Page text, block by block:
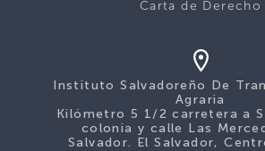
Carta de Derecho
Instituto Salvadoreño De
Agraria
Kilómetro 5 1/2 carretera a
colonia y calle Las
Salvador. El Salvador,